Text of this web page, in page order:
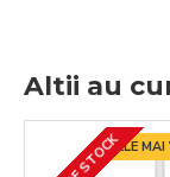
Altii au
CELE